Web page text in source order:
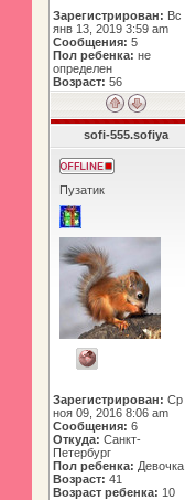
Зарегистрирован: Вс
янв 13, 2019 3:59 am
Сообщения: 5
Пол ребенка: не
определен
Возраст: 56
sofi-555.sofiya
Пузатик
Зарегистрирован: Ср
ноя 09, 2016 8:06 am
Сообщения: 6
Откуда: Санкт-
Петербург
Пол ребенка: Девочка
Возраст: 41
Возраст ребенка: 10